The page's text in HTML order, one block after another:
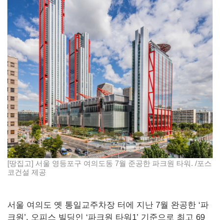
[땅집고] 서울 영등포구 여의도동 7월 준공한 파크원 타워. /포스
코건설 제공
서울 여의도 옛 통일교주차장 터에 지난 7월 완공한 ‘파
크원’. 오피스 빌딩인 ‘파크원 타워1’ 기준으로 최고 69